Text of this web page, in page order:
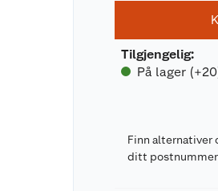
Tilgjengelig:
På lager
Finn alternativer
ditt postnummer